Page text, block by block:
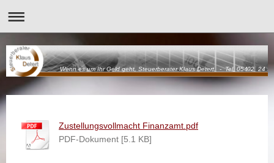
Wenn es um Ihr Geld geht, Steuerberater Klaus Detert. - Tel. 05402 24
Zustellungsvollmacht Finanzamt.pdf
PDF-Dokument [5.1 KB]